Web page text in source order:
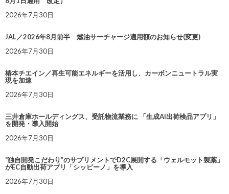
2026年7月30日
JAL／2026年8月前半 燃油サーチャージ適用額のお知らせ(変更)
2026年7月30日
椿本チエイン／再生可能エネルギーを活用し、カーボンニュートラル実
現を加速
2026年7月30日
三井倉庫ホールディングス、受託物流業務に 「生成AI出荷検品アプリ」
を開発・導入開始
2026年7月30日
“独自開発こだわり”のサプリメントでD2C展開する「ウェルモット製薬」
がEC自動出荷アプリ「シッピーノ」を導入
2026年7月30日